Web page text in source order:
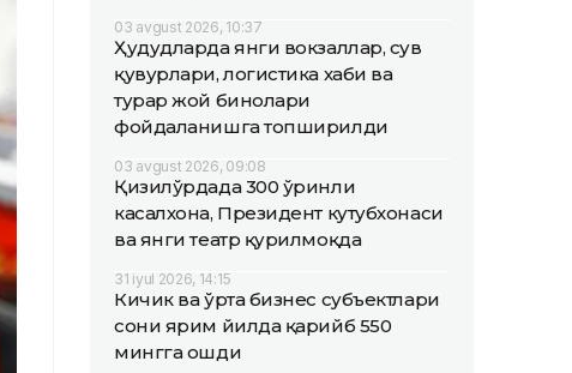
03 avgust 2026, 10:37
Ҳудудларда янги вокзаллар, сув
қувурлари, логистика хаби ва
турар жой бинолари
фойдаланишга топширилди
03 avgust 2026, 09:08
Қизилўрдада 300 ўринли
касалхона, Президент кутубхонаси
ва янги театр қурилмоқда
31 iyul 2026, 14:15
Кичик ва ўрта бизнес субъектлари
сони ярим йилда қарийб 550
мингга ошди